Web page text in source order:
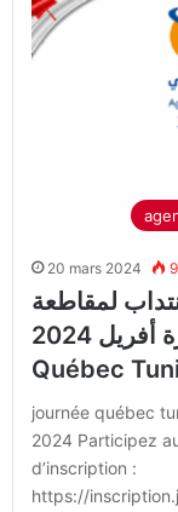
20 mars 2024
لمقاطعة
كيبيك بكندا : دورة أفريل 2024| journées
Québec
journée québec
2024 Participez
d’inscription :
https://